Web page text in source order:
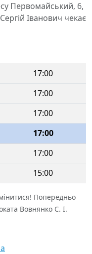
Первомайський, 6,
Іванович чекає
17:00
17:00
17:00
17:00
17:00
15:00
Попередньо
Вовнянко С. І.